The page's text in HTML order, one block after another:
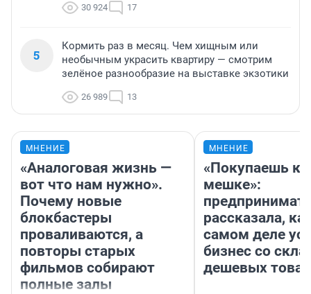
30 924 17
5
Кормить раз в месяц. Чем хищным или
необычным украсить квартиру — смотрим
зелёное разнообразие на выставке экзотики
26 989 13
МНЕНИЕ
«Аналоговая жизнь —
вот что нам нужно».
Почему новые
блокбастеры
проваливаются, а
повторы старых
фильмов собирают
полные залы
МНЕНИЕ
«Покупаешь
мешке»:
рассказала,
самом деле
бизнес со
дешевых